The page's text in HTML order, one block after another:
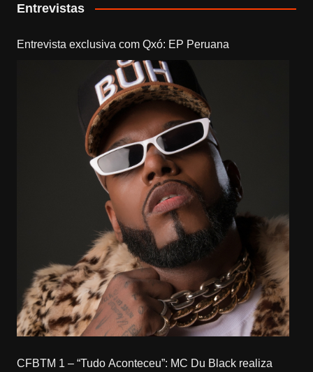
Entrevistas
Entrevista exclusiva com Qxó: EP Peruana
CFBTM 1 – “Tudo Aconteceu”: MC Du Black realiza